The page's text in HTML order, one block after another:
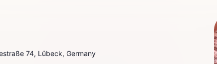
74, Lübeck, Germany